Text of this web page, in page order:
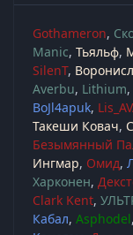
Gothameron
Manic Тьяльф
SilenT
Averbu Lithium
BoJl4apuk
Такеши Ковач
Безымянный
Ингмар Омид
Харконен
Clark Kent
Кабал Asphodel